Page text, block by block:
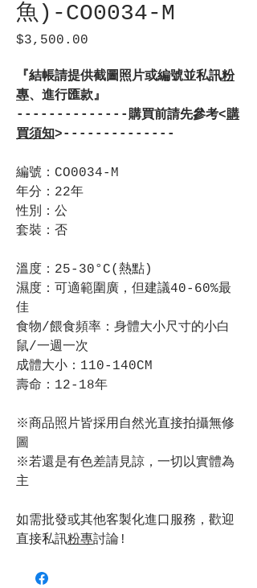
魚)-CO0034-M
$3,500.00
『結帳請提供截圖照片或編號並私訊粉
專、進行匯款』
--------------購買前請先參考<購
買須知>--------------
編號：CO0034-M
年分：22年
性別：公
套裝：否
溫度：25-30°C(熱點)
濕度：可適範圍廣，但建議40-60%最
佳
食物/餵食頻率：身體大小尺寸的小白
鼠/一週一次
成體大小：110-140CM​​​​​​​​​​​​​​
壽命：12-18年
※商品照片皆採用自然光直接拍攝無修
圖
※若還是有色差請見諒，一切以實體為
主
如需批發或其他客製化進口服務，歡迎
直接私訊粉專討論!